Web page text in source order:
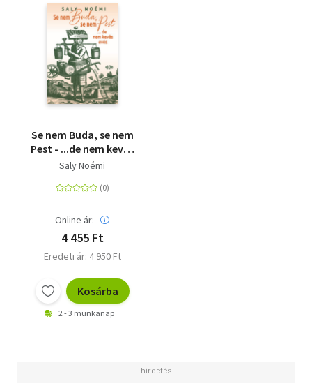
Se nem Buda, se nem
Pest - ...de nem kevés
evés
Saly Noémi
Online ár:
4 455 Ft
Eredeti ár: 4 950 Ft
Kosárba
2 - 3 munkanap